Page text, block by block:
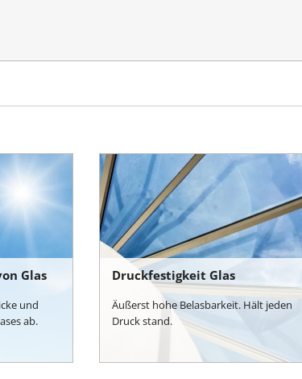
Glas
und
ab.
Druckfestigkeit Glas
Äußerst hohe Belasbarkeit. Hält jeden
Druck stand.